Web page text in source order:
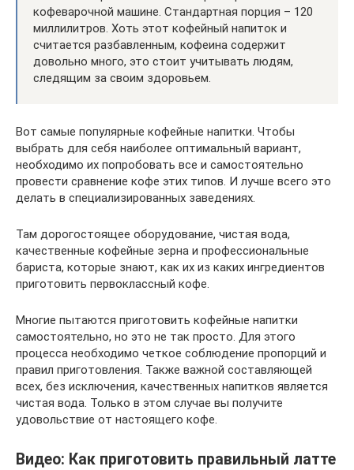
кофеварочной машине. Стандартная порция – 120
миллилитров. Хоть этот кофейный напиток и
считается разбавленным, кофеина содержит
довольно много, это стоит учитывать людям,
следящим за своим здоровьем.
Вот самые популярные кофейные напитки. Чтобы
выбрать для себя наиболее оптимальный вариант,
необходимо их попробовать все и самостоятельно
провести сравнение кофе этих типов. И лучше всего это
делать в специализированных заведениях.
Там дорогостоящее оборудование, чистая вода,
качественные кофейные зерна и профессиональные
бариста, которые знают, как их из каких ингредиентов
приготовить первоклассный кофе.
Многие пытаются приготовить кофейные напитки
самостоятельно, но это не так просто. Для этого
процесса необходимо четкое соблюдение пропорций и
правил приготовления. Также важной составляющей
всех, без исключения, качественных напитков является
чистая вода. Только в этом случае вы получите
удовольствие от настоящего кофе.
Видео: Как приготовить правильный латте